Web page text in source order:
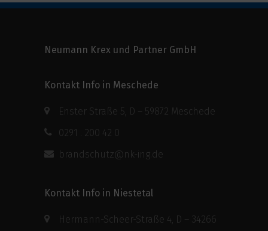
Neumann Krex und Partner GmbH
Kontakt Info in Meschede
Enster Straße 5, D – 59872 Meschede
0291 . 200 42 0
brandschutz@nk-ing.de
Kontakt Info in Niestetal
Hermann-Scheer-Straße 4, D – 34266